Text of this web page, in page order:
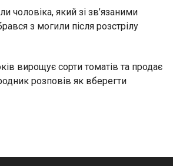
чоловіка, який зі зв’язаними
з могили після розстрілу
вирощує сорти томатів та продає
розповів як вберегти